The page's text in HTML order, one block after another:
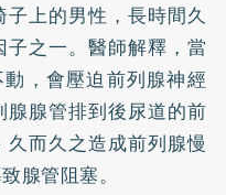
上的男性，長時間久
之一。醫師解釋，當
，會壓迫前列腺神經
腺管排到後尿道的前
而久之造成前列腺慢
腺管阻塞。